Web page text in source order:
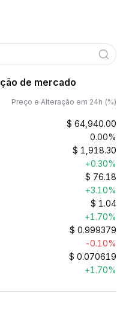
de mercado
Preço e Alteração em 24h (%)
$ 64,940.00
0.00%
$ 1,918.30
+0.30%
$ 76.18
+3.10%
$ 1.04
+1.70%
$ 0.999379
-0.10%
$ 0.070619
+1.70%